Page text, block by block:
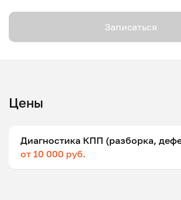
Записаться
Цены
Диагностика КПП (разборка,
от 10 000 руб.